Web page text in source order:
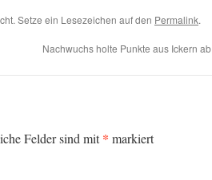
Setze ein Lesezeichen auf den Permalink.
Nachwuchs holte Punkte aus Ickern ab
Felder sind mit* markiert